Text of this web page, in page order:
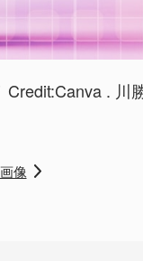
Credit:Canva . 川
像